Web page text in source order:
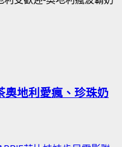
奧地利愛瘋、珍珠奶